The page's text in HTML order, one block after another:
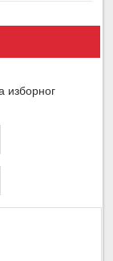
изборног